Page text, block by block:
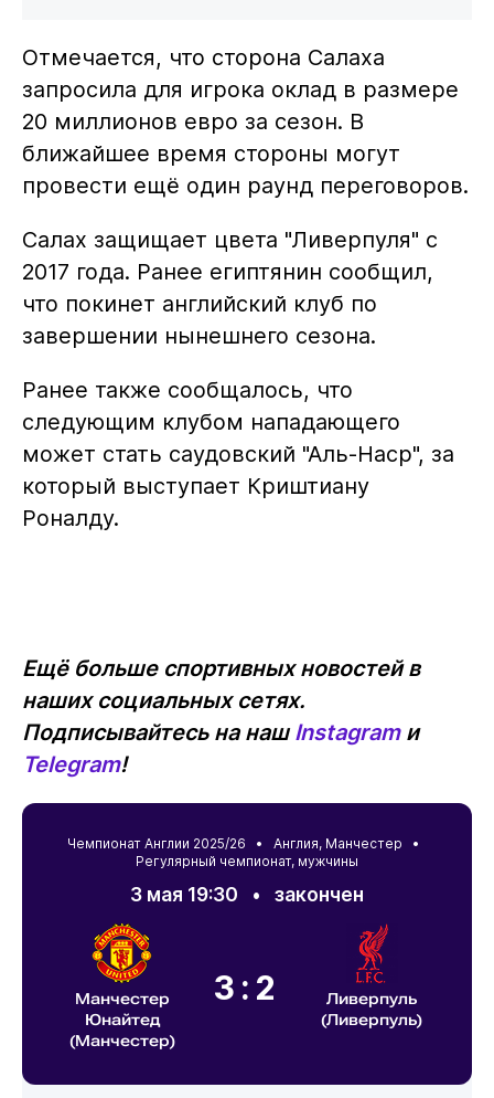
Отмечается, что сторона Салаха
запросила для игрока оклад в размере
20 миллионов евро за сезон. В
ближайшее время стороны могут
провести ещё один раунд переговоров.
Салах защищает цвета "Ливерпуля" с
2017 года. Ранее египтянин сообщил,
что покинет английский клуб по
завершении нынешнего сезона.
Ранее также сообщалось, что
следующим клубом нападающего
может стать саудовский "Аль-Наср", за
который выступает Криштиану
Роналду.
Ещё больше спортивных новостей в
наших социальных сетях.
Подписывайтесь на нашInstagramи
Telegram!
Чемпионат Англии 2025/26 • Англия, Манчестер •
Регулярный чемпионат, мужчины
3 мая 19:30 • закончен
Манчестер
Юнайтед
(Манчестер)
3:2
Ливерпуль
(Ливерпуль)